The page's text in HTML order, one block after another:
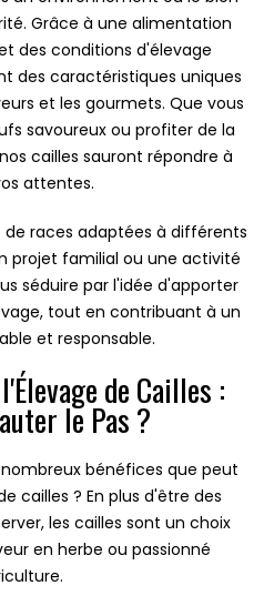
Grâce à une alimentation
des conditions d'élevage
des caractéristiques uniques
et les gourmets. Que vous
savoureux ou profiter de la
cailles sauront répondre à
attentes.
de races adaptées à différents
projet familial ou une activité
séduire par l'idée d'apporter
tout en contribuant à un
et responsable.
de Cailles :
le Pas ?
bénéfices que peut
cailles ? En plus d'être des
les cailles sont un choix
en herbe ou passionné